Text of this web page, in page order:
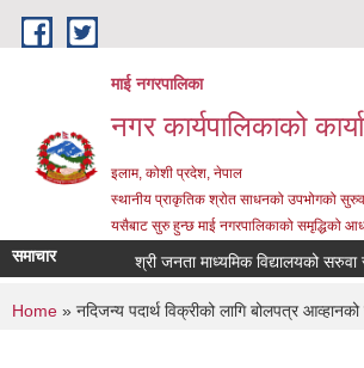
Skip to main content
माई नगरपालिका
नगर कार्यपालिकाको
इलाम, कोशी प्रदेश, नेपाल
स्थानीय प्राकृतिक श्रोत साधनको उपभोगको
यसैबाट सुरु हुन्छ माई नगरपालिकाको समृद्धिको
समाचार श्री जनता माध्यमिक विद्यालयको सरुवा
You are here
Home » नदिजन्य पदार्थ विक्रीको लागि बोलपत्र